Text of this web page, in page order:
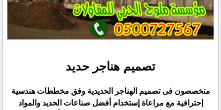
تصميم هناجر حديد
متخصصون فى تصميم الهناجر الحديدية وفق مخططات هندسية
إحترافية مع مراعاة إستخدام أفضل صناعات الحديد ‏والمواد